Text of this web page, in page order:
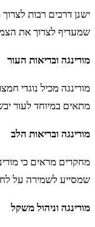
ישנן דרכים רבות
שמעדיף לצרוך את
מורינגה ובריאות העור
מורינגה מכיל נוגדי
מתאים במיוחד לעור
מורינגה ובריאות הלב
מחקרים מראים כי
שמסייע לשמירה על
מורינגה וניהול משקל